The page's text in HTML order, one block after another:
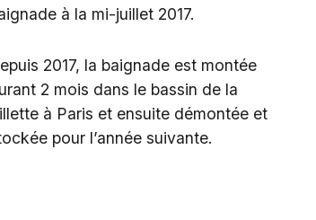
à la mi-juillet 2017.
2017, la baignade est montée
2 mois dans le bassin de la
à Paris et ensuite démontée et
pour l’année suivante.